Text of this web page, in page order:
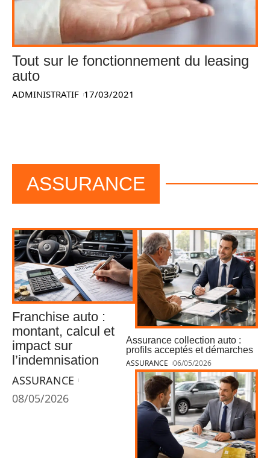
Tout sur le fonctionnement du leasing
auto
ADMINISTRATIF 17/03/2021
ASSURANCE
Franchise auto :
montant, calcul et
impact sur
l’indemnisation
ASSURANCE
08/05/2026
Assurance collection auto :
profils acceptés et démarches
ASSURANCE 06/05/2026